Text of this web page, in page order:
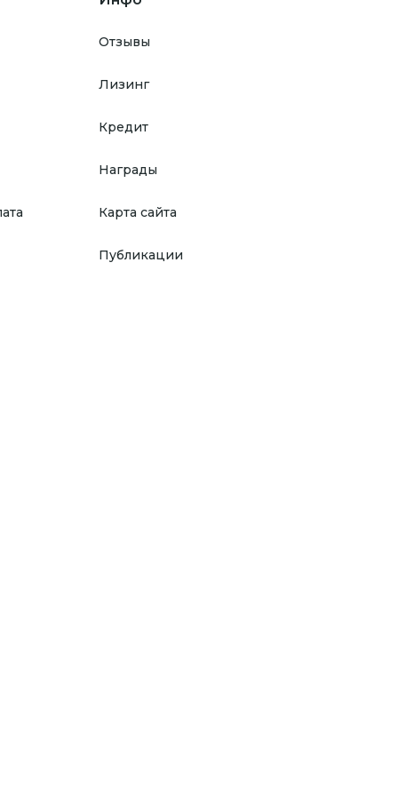
Отзывы
Лизинг
Кредит
Награды
Карта сайта
Публикации